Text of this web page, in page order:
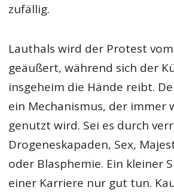
zufällig.
Lauthals wird der Protest
geäußert, während sich der
insgeheim die Hände reibt.
ein Mechanismus, der immer
genutzt wird. Sei es durch
Drogeneskapaden, Sex,
oder Blasphemie. Ein kleiner
einer Karriere nur gut tun.